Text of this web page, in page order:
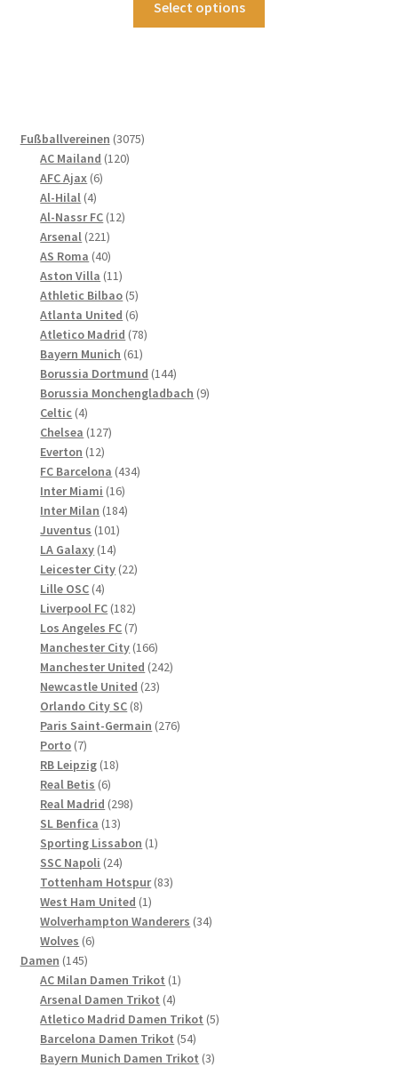
Select options
Fußballvereinen 30753075
AC Mailand 120120
AFC Ajax 66
Al-Hilal 44
Produkte
Al-Nassr FC 1212
Arsenal 221221
Produkte
AS Roma 4040
Produkte
Aston Villa 1111
Produkte
Athletic Bilbao 55
Produkte
Atlanta United 66
Produkte
Atletico Madrid 7878
Bayern Munich 6161
Produkte
Borussia Dortmund 144144
Produkte
Borussia Monchengladbach 99
Celtic 44
Produkte
Chelsea 127127
Everton 1212
Produkte
FC Barcelona 434434
Inter Miami 1616
Produkte
Inter Milan 184184
Juventus 101101
LA Galaxy 1414
Produkte
Leicester City 2222
Lille OSC 44
Produkte
Liverpool FC 182182
Produkte
Los Angeles FC 77
Produkte
Manchester City 166166
Produkte
Manchester United 242242
Newcastle United 2323
Orlando City SC 88
Produkte
Paris Saint-Germain 276276
Porto 77
Produkte
RB Leipzig 1818
Real Betis 66
Produkte
Real Madrid 298298
SL Benfica 1313
Produkte
Sporting Lissabon 11
SSC Napoli 2424
Produkte
Tottenham Hotspur 8383
West Ham United 11
Produkt
Wolverhampton Wanderers 3434
Wolves 66
Damen 145145
Produkte
AC Milan Damen Trikot 11
Arsenal Damen Trikot 44
Produkte
Atletico Madrid Damen Trikot 55
Barcelona Damen Trikot 5454
Produkte
Bayern Munich Damen Trikot 33